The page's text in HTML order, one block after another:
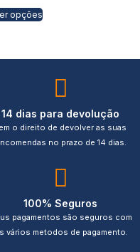
opções
14 dias para devolução
o direito de devolver as suas
no prazo de 14 dias.
100% Seguros
pagamentos são seguros com
vários metodos de pagamento.